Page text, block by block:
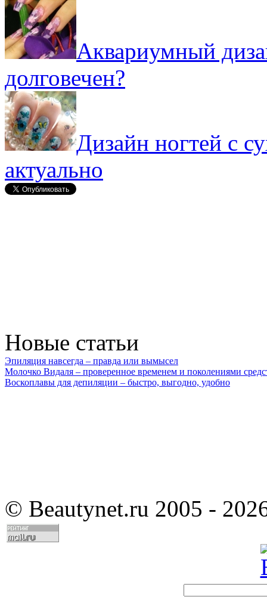
Аквариумный
долговечен?
Дизайн ногтей с
актуально
Новые статьи
Эпиляция навсегда – правда или вымысел
Молочко Видаля – проверенное временем и поколениями
Воскоплавы для депиляции – быстро, выгодно, удобно
© Beautynet.ru 2005 -